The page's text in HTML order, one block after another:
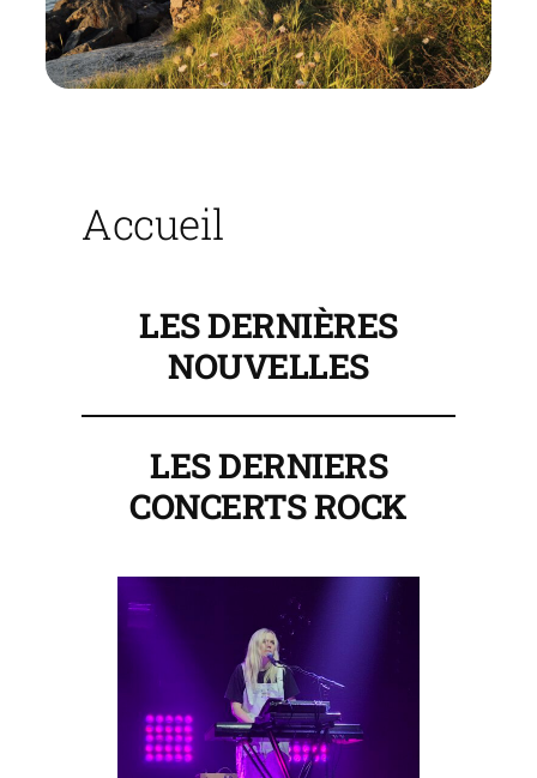
Accueil
LES DERNIÈRES
NOUVELLES
LES DERNIERS
CONCERTSROCK